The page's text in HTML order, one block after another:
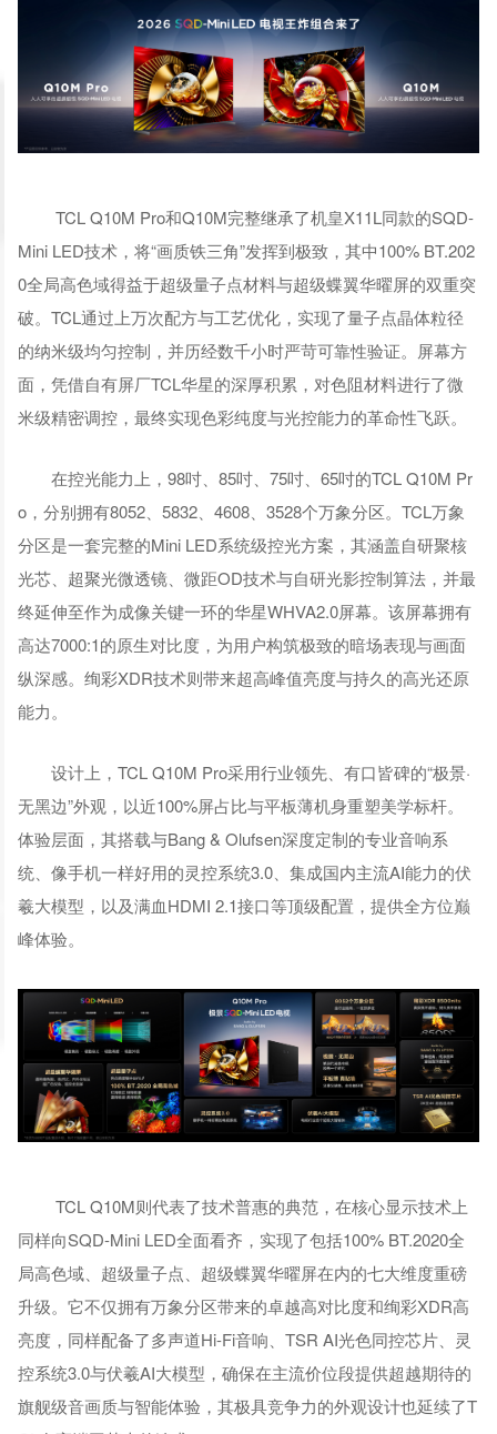
TCL Q10M Pro和Q10M完整继承了机皇X11L同款的SQD-
Mini LED技术，将“画质铁三角”发挥到极致，其中100% BT.202
0全局高色域得益于超级量子点材料与超级蝶翼华曜屏的双重突
破。TCL通过上万次配方与工艺优化，实现了量子点晶体粒径
的纳米级均匀控制，并历经数千小时严苛可靠性验证。屏幕方
面，凭借自有屏厂TCL华星的深厚积累，对色阻材料进行了微
米级精密调控，最终实现色彩纯度与光控能力的革命性飞跃。
在控光能力上，98吋、85吋、75吋、65吋的TCL Q10M Pr
o，分别拥有8052、5832、4608、3528个万象分区。TCL万象
分区是一套完整的Mini LED系统级控光方案，其涵盖自研聚核
光芯、超聚光微透镜、微距OD技术与自研光影控制算法，并最
终延伸至作为成像关键一环的华星WHVA2.0屏幕。该屏幕拥有
高达7000:1的原生对比度，为用户构筑极致的暗场表现与画面
纵深感。绚彩XDR技术则带来超高峰值亮度与持久的高光还原
能力。
设计上，TCL Q10M Pro采用行业领先、有口皆碑的“极景·
无黑边”外观，以近100%屏占比与平板薄机身重塑美学标杆。
体验层面，其搭载与Bang & Olufsen深度定制的专业音响系
统、像手机一样好用的灵控系统3.0、集成国内主流AI能力的伏
羲大模型，以及满血HDMI 2.1接口等顶级配置，提供全方位巅
峰体验。
TCL Q10M则代表了技术普惠的典范，在核心显示技术上
同样向SQD-Mini LED全面看齐，实现了包括100% BT.2020全
局高色域、超级量子点、超级蝶翼华曜屏在内的七大维度重磅
升级。它不仅拥有万象分区带来的卓越高对比度和绚彩XDR高
亮度，同样配备了多声道Hi-Fi音响、TSR AI光色同控芯片、灵
控系统3.0与伏羲AI大模型，确保在主流价位段提供超越期待的
旗舰级音画质与智能体验，其极具竞争力的外观设计也延续了T